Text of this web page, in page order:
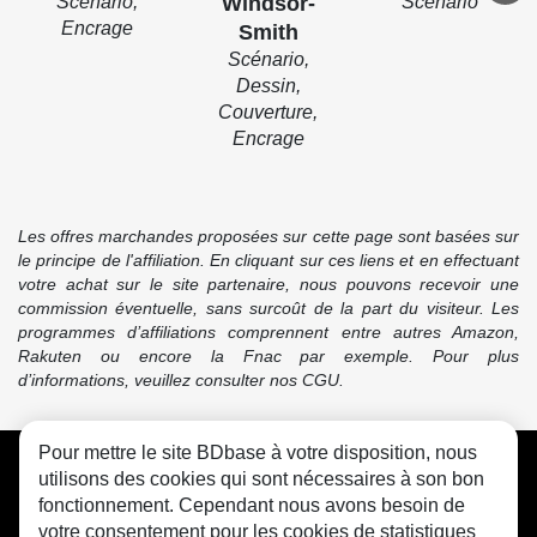
Encrage
Smith
Scénario,
Dessin,
Couverture,
Encrage
Les offres marchandes proposées sur cette page sont basées sur
le principe de l'affiliation. En cliquant sur ces liens et en effectuant
votre achat sur le site partenaire, nous pouvons recevoir une
commission éventuelle, sans surcoût de la part du visiteur. Les
programmes d’affiliations comprennent entre autres Amazon,
Rakuten ou encore la Fnac par exemple. Pour plus
d’informations, veuillez consulter nos CGU.
CGU FAQ Contact Cookies
Pour mettre le site BDbase à votre disposition, nous
utilisons des cookies qui sont nécessaires à son bon
fonctionnement. Cependant nous avons besoin de
votre consentement pour les cookies de statistiques